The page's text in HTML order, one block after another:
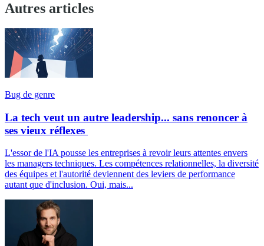
Autres articles
Bug de genre
La tech veut un autre leadership... sans renoncer à
ses vieux réflexes
L'essor de l'IA pousse les entreprises à revoir leurs attentes envers
les managers techniques. Les compétences relationnelles, la diversité
des équipes et l'autorité deviennent des leviers de performance
autant que d'inclusion. Oui, mais...